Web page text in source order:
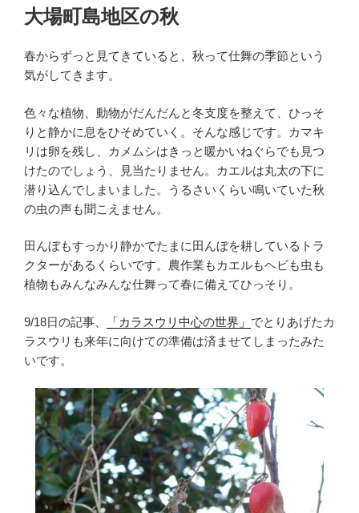
日:
大場町島地区の秋
春からずっと見てきていると、秋って仕舞の季節という
気がしてきます。
色々な植物、動物がだんだんと冬支度を整えて、ひっそ
りと静かに息をひそめていく。そんな感じです。カマキ
リは卵を残し、カメムシはきっと暖かいねぐらでも見つ
けたのでしょう、見当たりません。カエルは丸太の下に
潜り込んでしまいました。うるさいくらい鳴いていた秋
の虫の声も聞こえません。
田んぼもすっかり静かでたまに田んぼを耕しているトラ
クターがあるくらいです。農作業もカエルもヘビも虫も
植物もみんなみんな仕舞って春に備えてひっそり。
9/18日の記事、 「カラスウリ中心の世界」 でとりあげたカ
ラスウリも来年に向けての準備は済ませてしまったみた
いです。